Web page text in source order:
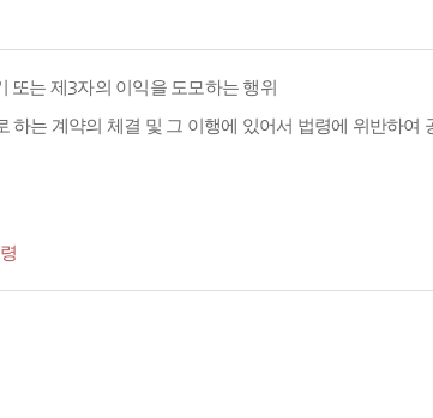
또는 제3자의 이익을 도모하는 행위
는 계약의 체결 및 그 이행에 있어서 법령에 위반하여